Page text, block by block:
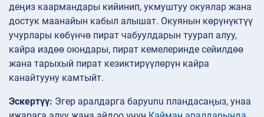
деңиз каармандары кийинип, укмуштуу окуялар жана
достук маанайын кабыл алышат. Окуянын көрүнүктүү
учурлары көбүнчө пират чабуулдарын туурап алуу,
кайра издөө оюндары, пират кемелеринде сейилдөө
жана тарыхый пират кезиктирүүлөрүн кайра
канайтууну камтыйт.
Эскертүү: Эгер аралдарга баруunu пландасаңыз, унаа